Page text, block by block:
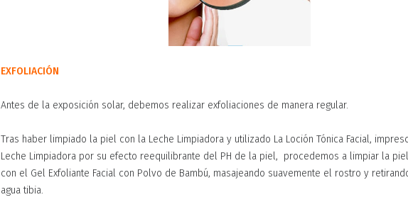
EXFOLIACIÓN
Antes de la exposición solar, debemos realizar exfoliaciones de manera regular.
Tras haber limpiado la piel con la Leche Limpiadora y utilizado La Loción Tónica Facial,
Leche Limpiadora por su efecto reequilibrante del PH de la piel, procedemos a limpiar la
con el Gel Exfoliante Facial con Polvo de Bambú, masajeando suavemente el rostro y
agua tibia.